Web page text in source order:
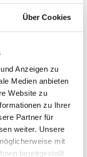
Über Cookies
Anzeigen zu
Medien anbieten
Website zu
zu Ihrer
Partner für
weiter. Unsere
mit
bereitgestellt